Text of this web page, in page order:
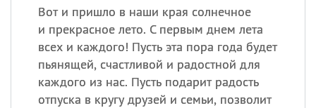
Вот и пришло в наши края солнечное
и прекрасное лето. С первым днем лета
всех и каждого! Пусть эта пора года будет
пьянящей, счастливой и радостной для
каждого из нас. Пусть подарит радость
отпуска в кругу друзей и семьи, позволит
великомученика
покровителя всех
врачей и целителя
больных
09.08 День книголюбов (Book
Lovers Day)